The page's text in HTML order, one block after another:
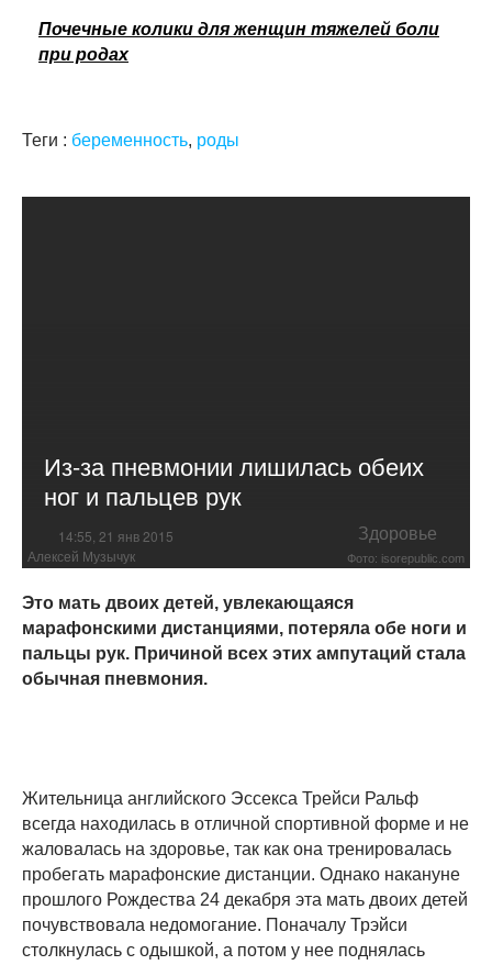
Почечные колики для женщин тяжелей боли
при родах
Теги : беременность, роды
Из-за пневмонии лишилась обеих
ног и пальцев рук
14:55, 21 янв 2015 Здоровье
Алексей Музычук Фото: isorepublic.com
Это мать двоих детей, увлекающаяся
марафонскими дистанциями, потеряла обе ноги и
пальцы рук. Причиной всех этих ампутаций стала
обычная пневмония.
Жительница английского Эссекса Трейси Ральф
всегда находилась в отличной спортивной форме и не
жаловалась на здоровье, так как она тренировалась
пробегать марафонские дистанции. Однако накануне
прошлого Рождества 24 декабря эта мать двоих детей
почувствовала недомогание. Поначалу Трэйси
столкнулась с одышкой, а потом у нее поднялась